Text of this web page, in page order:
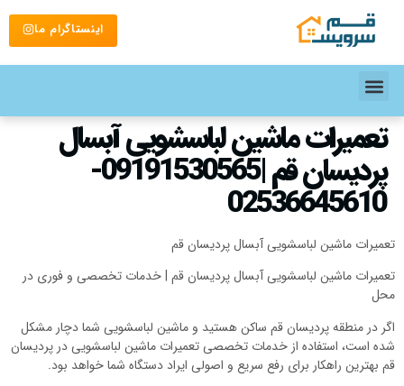
اینستاگرام ما
تعمیرات ماشین لباسشویی آبسال
پردیسان قم |09191530565-
02536645610
تعمیرات ماشین لباسشویی آبسال پردیسان قم
تعمیرات ماشین لباسشویی آبسال پردیسان قم | خدمات تخصصی و فوری در
محل
اگر در منطقه پردیسان قم ساکن هستید و ماشین لباسشویی شما دچار مشکل
شده است، استفاده از خدمات تخصصی تعمیرات ماشین لباسشویی در پردیسان
قم بهترین راهکار برای رفع سریع و اصولی ایراد دستگاه شما خواهد بود.